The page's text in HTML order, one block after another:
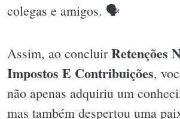
colegas e amigos. 🗣
Assim, ao concluirRetenções
Impostos E Contribuições,
não apenas adquiriu um
mas também despertou uma